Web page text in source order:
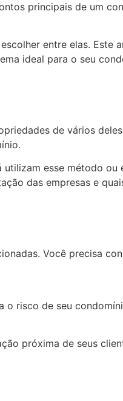
principais de um
entre elas. Este
ideal para o seu
de vários
utilizam esse método
das empresas e
Você precisa
o risco de seu
próxima de seus